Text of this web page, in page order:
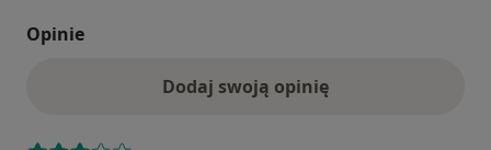
Opinie
Dodaj swoją opinię